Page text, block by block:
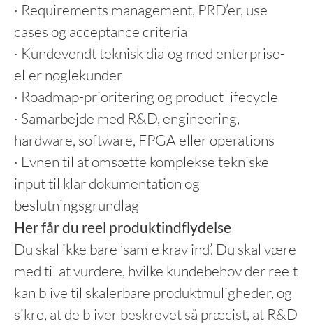
· Requirements management, PRD’er, use
cases og acceptance criteria
· Kundevendt teknisk dialog med enterprise-
eller nøglekunder
· Roadmap-prioritering og product lifecycle
· Samarbejde med R&D, engineering,
hardware, software, FPGA eller operations
· Evnen til at omsætte komplekse tekniske
input til klar dokumentation og
beslutningsgrundlag
Her får du reel produktindflydelse
Du skal ikke bare ’samle krav ind’. Du skal være
med til at vurdere, hvilke kundebehov der reelt
kan blive til skalerbare produktmuligheder, og
sikre, at de bliver beskrevet så præcist, at R&D